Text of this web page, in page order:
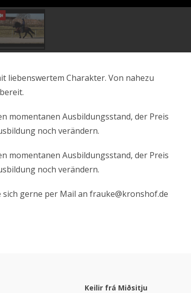
liebenswertem Charakter. Von nahezu
momentanen Ausbildungsstand, der Preis
noch verändern.
momentanen Ausbildungsstand, der Preis
noch verändern.
gerne per Mail an frauke@kronshof.de
Keilir frá Miðsitju